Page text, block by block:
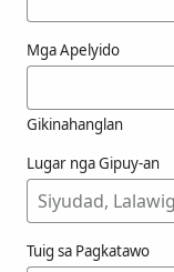
Mga Apelyido
Gikinahanglan
Lugar nga Gipuy-an
Tuig sa Pagkatawo